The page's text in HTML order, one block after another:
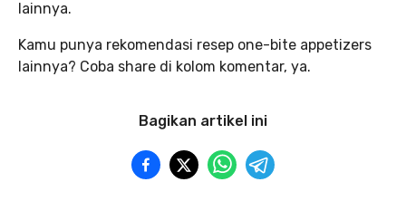
lainnya.
Kamu punya rekomendasi resep one-bite appetizers
lainnya? Coba share di kolom komentar, ya.
Bagikan artikel ini